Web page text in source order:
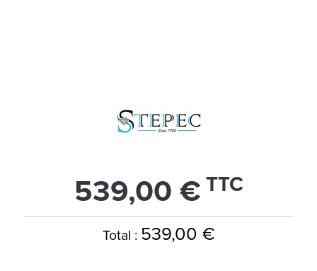
539,00 € TTC
Total : 539,00 €